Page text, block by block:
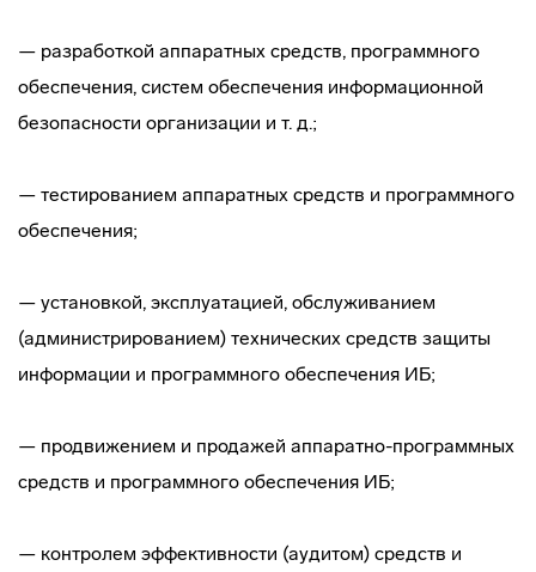
— разработкой аппаратных средств, программного
обеспечения, систем обеспечения информационной
безопасности организации и т. д.;
— тестированием аппаратных средств и программного
обеспечения;
— установкой, эксплуатацией, обслуживанием
(администрированием) технических средств защиты
информации и программного обеспечения ИБ;
— продвижением и продажей аппаратно-программных
средств и программного обеспечения ИБ;
— контролем эффективности (аудитом) средств и